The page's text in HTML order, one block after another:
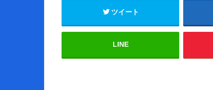
ツイート
LINE